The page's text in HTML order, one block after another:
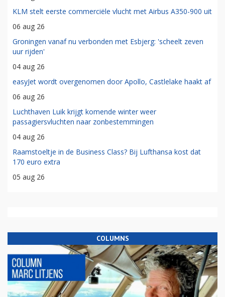
KLM stelt eerste commerciële vlucht met Airbus A350-900 uit
06 aug 26
Groningen vanaf nu verbonden met Esbjerg: 'scheelt zeven
uur rijden'
04 aug 26
easyJet wordt overgenomen door Apollo, Castlelake haakt af
06 aug 26
Luchthaven Luik krijgt komende winter weer
passagiersvluchten naar zonbestemmingen
04 aug 26
Raamstoeltje in de Business Class? Bij Lufthansa kost dat
170 euro extra
05 aug 26
COLUMNS